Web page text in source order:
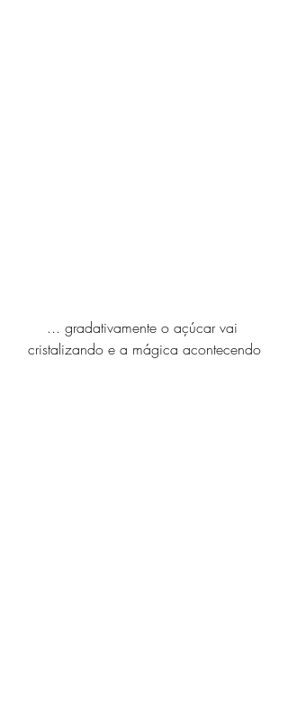
... gradativamente o açúcar vai
cristalizando e a mágica acontecendo